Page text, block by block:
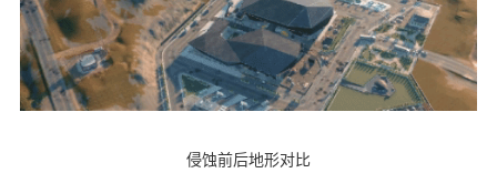
侵蚀前后地形对比